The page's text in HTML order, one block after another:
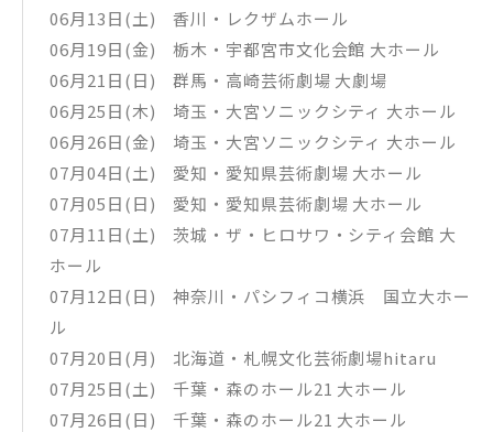
06月13日(土) 香川・レクザムホール
06月19日(金) 栃木・宇都宮市文化会館 大ホール
06月21日(日) 群馬・高崎芸術劇場 大劇場
06月25日(木) 埼玉・大宮ソニックシティ 大ホール
06月26日(金) 埼玉・大宮ソニックシティ 大ホール
07月04日(土) 愛知・愛知県芸術劇場 大ホール
07月05日(日) 愛知・愛知県芸術劇場 大ホール
07月11日(土) 茨城・ザ・ヒロサワ・シティ会館 大
ホール
07月12日(日) 神奈川・パシフィコ横浜 国立大ホー
ル
07月20日(月) 北海道・札幌文化芸術劇場hitaru
07月25日(土) 千葉・森のホール21 大ホール
07月26日(日) 千葉・森のホール21 大ホール